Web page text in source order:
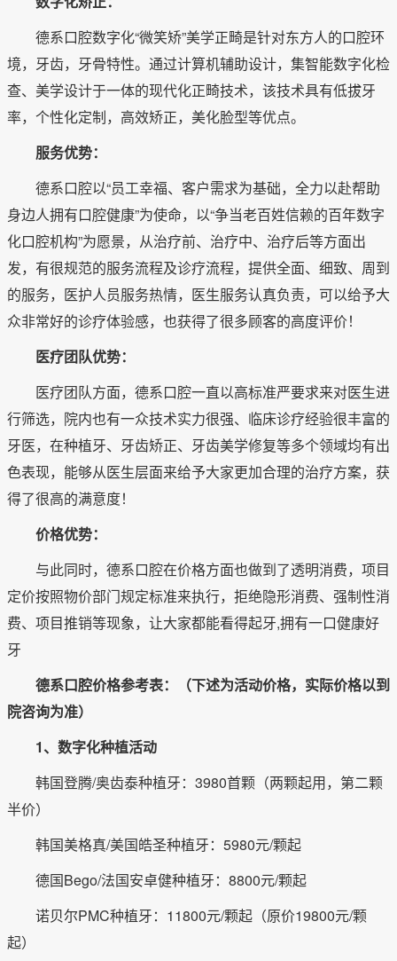
德系口腔数字化“微笑矫”美学正畸是针对东方人的口腔环
境，牙齿，牙骨特性。通过计算机辅助设计，集智能数字化检
查、美学设计于一体的现代化正畸技术，该技术具有低拔牙
率，个性化定制，高效矫正，美化脸型等优点。
服务优势：
德系口腔以“员工幸福、客户需求为基础，全力以赴帮助
身边人拥有口腔健康”为使命，以“争当老百姓信赖的百年数字
化口腔机构”为愿景，从治疗前、治疗中、治疗后等方面出
发，有很规范的服务流程及诊疗流程，提供全面、细致、周到
的服务，医护人员服务热情，医生服务认真负责，可以给予大
众非常好的诊疗体验感，也获得了很多顾客的高度评价！
医疗团队优势：
医疗团队方面，德系口腔一直以高标准严要求来对医生进
行筛选，院内也有一众技术实力很强、临床诊疗经验很丰富的
牙医，在种植牙、牙齿矫正、牙齿美学修复等多个领域均有出
色表现，能够从医生层面来给予大家更加合理的治疗方案，获
得了很高的满意度！
价格优势：
与此同时，德系口腔在价格方面也做到了透明消费，项目
定价按照物价部门规定标准来执行，拒绝隐形消费、强制性消
费、项目推销等现象，让大家都能看得起牙,拥有一口健康好
牙
德系口腔价格参考表：（下述为活动价格，实际价格以到
院咨询为准）
1、数字化种植活动
韩国登腾/奥齿泰种植牙：3980首颗（两颗起用，第二颗
半价）
韩国美格真/美国皓圣种植牙：5980元/颗起
德国Bego/法国安卓健种植牙：8800元/颗起
诺贝尔PMC种植牙：11800元/颗起（原价19800元/颗
起）